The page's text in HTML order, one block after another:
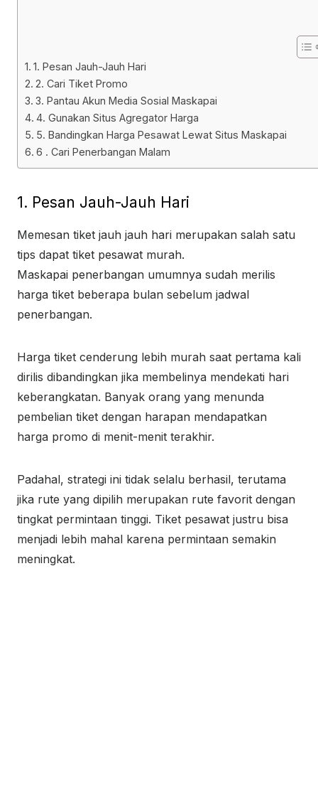
1. Pesan Jauh-Jauh Hari
2. Cari Tiket Promo
3. Pantau Akun Media Sosial Maskapai
4. Gunakan Situs Agregator Harga
5. Bandingkan Harga Pesawat Lewat Situs Maskapai
6 . Cari Penerbangan Malam
1. Pesan Jauh-Jauh Hari
Memesan tiket jauh jauh hari merupakan salah satu
tips dapat tiket pesawat murah.
Maskapai penerbangan umumnya sudah merilis
harga tiket beberapa bulan sebelum jadwal
penerbangan.
Harga tiket cenderung lebih murah saat pertama kali
dirilis dibandingkan jika membelinya mendekati hari
keberangkatan. Banyak orang yang menunda
pembelian tiket dengan harapan mendapatkan
harga promo di menit-menit terakhir.
Padahal, strategi ini tidak selalu berhasil, terutama
jika rute yang dipilih merupakan rute favorit dengan
tingkat permintaan tinggi. Tiket pesawat justru bisa
menjadi lebih mahal karena permintaan semakin
meningkat.